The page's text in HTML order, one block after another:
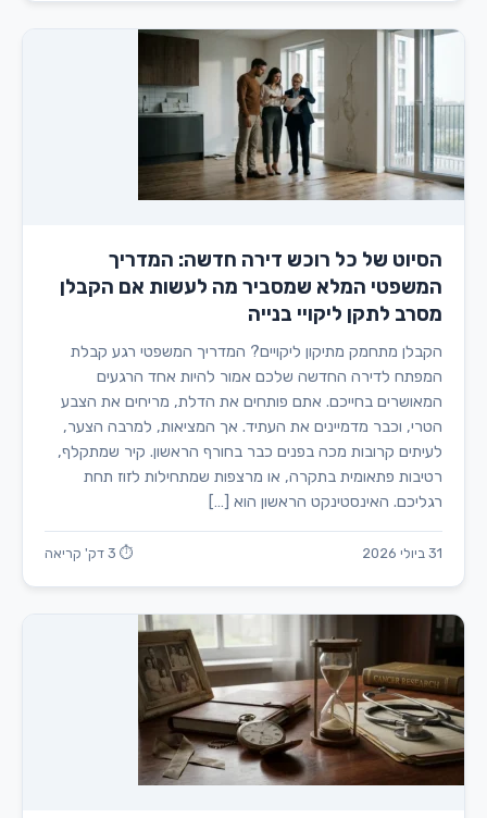
הסיוט של כל רוכש דירה חדשה: המדריך
המשפטי המלא שמסביר מה לעשות אם הקבלן
מסרב לתקן ליקויי בנייה
הקבלן מתחמק מתיקון ליקויים? המדריך המשפטי רגע קבלת
המפתח לדירה החדשה שלכם אמור להיות אחד הרגעים
המאושרים בחייכם. אתם פותחים את הדלת, מריחים את הצבע
הטרי, וכבר מדמיינים את העתיד. אך המציאות, למרבה הצער,
לעיתים קרובות מכה בפנים כבר בחורף הראשון. קיר שמתקלף,
רטיבות פתאומית בתקרה, או מרצפות שמתחילות לזוז תחת
רגליכם. האינסטינקט הראשון הוא […]
31 ביולי 2026 ⏱ 3 דק' קריאה